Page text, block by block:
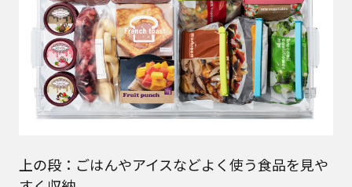
上の段：ごはんやアイスなどよく使う食品を見や